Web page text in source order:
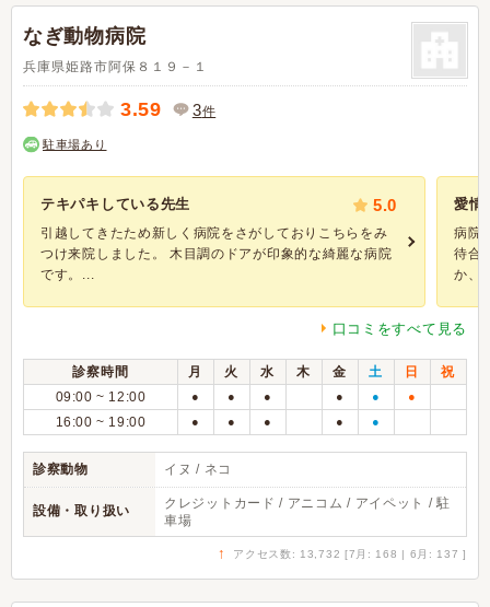
なぎ動物病院
兵庫県姫路市阿保８１９－１
3.59 3件
駐車場あり
テキパキしている先生 5.0
引越してきたため新しく病院をさがしておりこちらをみ
つけ来院しました。 木目調のドアが印象的な綺麗な病院
です。...
愛情
病院
待合
か、
口コミをすべて見る
診察時間 月 火 水 木 金 土 日
祝
09:00 ~ 12:00
● ● ● ● ● ●
16:00 ~ 19:00 ● ● ● ● ●
診察動物 イヌ / ネコ
設備・取り扱い
クレジットカード / アニコム / アイペット / 駐
車場
↑ アクセス数: 13,732 [7月: 168 | 6月: 137 ]